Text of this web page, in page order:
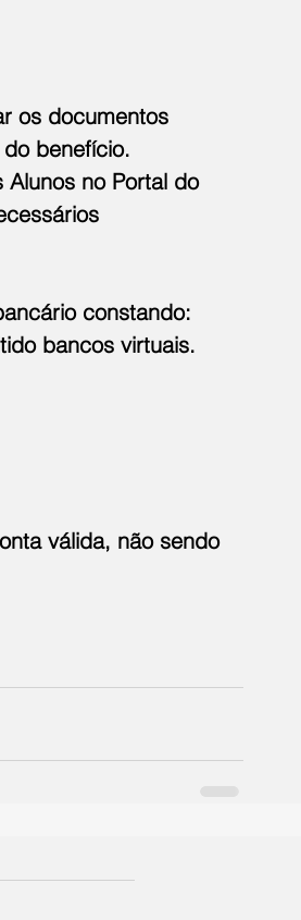
os documentos
benefício.
no Portal do
constando:
bancos virtuais.
válida, não sendo